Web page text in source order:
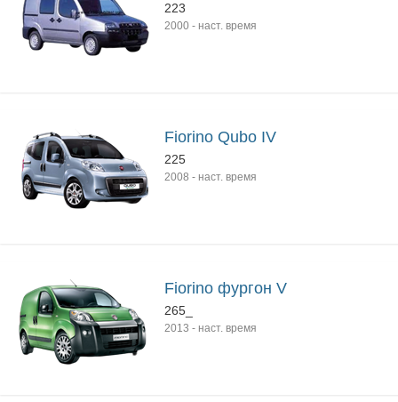
223
2000 - наст. время
Fiorino Qubo IV
225
2008 - наст. время
Fiorino фургон V
265_
2013 - наст. время